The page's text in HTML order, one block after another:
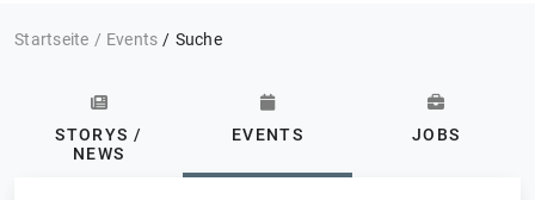
Startseite Events Suche
STORYS /
NEWS
EVENTS JOBS